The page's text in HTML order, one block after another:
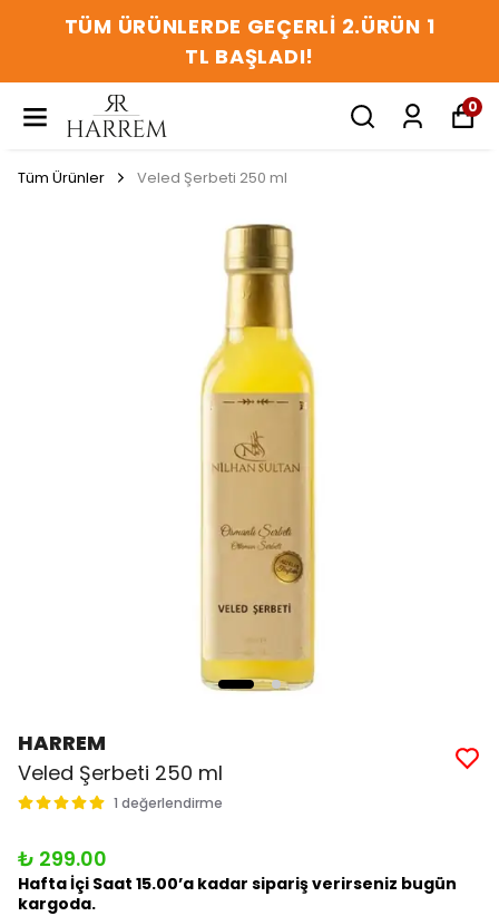
TÜM ÜRÜNLERDE GEÇERLİ 2.ÜRÜN 1
TL BAŞLADI!
0
Tüm Ürünler Veled Şerbeti 250 ml
HARREM
Veled Şerbeti 250 ml
1 değerlendirme
₺ 299.00
Hafta İçi Saat 15.00’a kadar sipariş verirseniz bugün
kargoda.